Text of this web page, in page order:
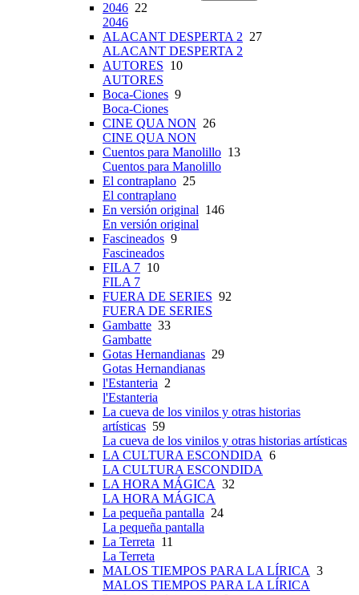
2046 22
2046
ALACANT DESPERTA 2 27
ALACANT DESPERTA 2
AUTORES 10
AUTORES
Boca-Ciones 9
Boca-Ciones
CINE QUA NON 26
CINE QUA NON
Cuentos para Manolillo 13
Cuentos para Manolillo
El contraplano 25
El contraplano
En versión original 146
En versión original
Fascineados 9
Fascineados
FILA 7 10
FILA 7
FUERA DE SERIES 92
FUERA DE SERIES
Gambatte 33
Gambatte
Gotas Hernandianas 29
Gotas Hernandianas
l'Estanteria 2
l'Estanteria
La cueva de los vinilos y otras historias
artísticas 59
La cueva de los vinilos y otras historias artísticas
LA CULTURA ESCONDIDA 6
LA CULTURA ESCONDIDA
LA HORA MÁGICA 32
LA HORA MÁGICA
La pequeña pantalla 24
La pequeña pantalla
La Terreta 11
La Terreta
MALOS TIEMPOS PARA LA LÍRICA 3
MALOS TIEMPOS PARA LA LÍRICA